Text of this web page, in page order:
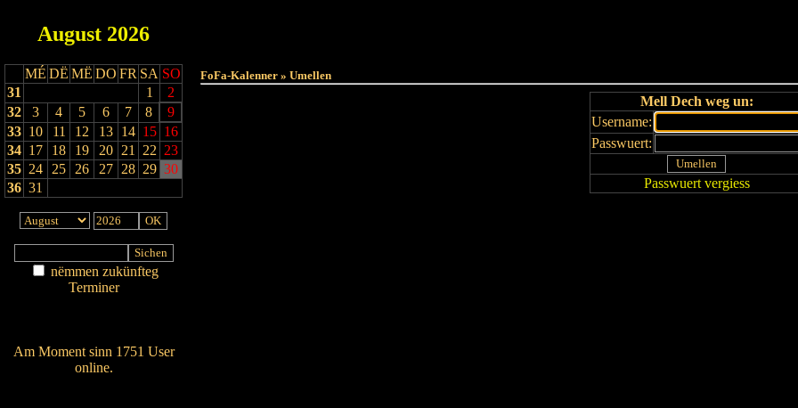
August 2026
MÉ DË MË DO FR SA SO
31
1
2
32
3 4 5 6 7 8
9
33 10 11 12 13 14 15 16
34 17 18 19 20 21 22 23
35 24 25 26 27 28 29 30
36 31
nëmmen zukünfteg
Terminer
Am Moment sinn 1751 User
online.
FoFa-Kalenner » Umellen
Mell Dech weg un:
Username:
Passwuert:
Passwuert vergiess